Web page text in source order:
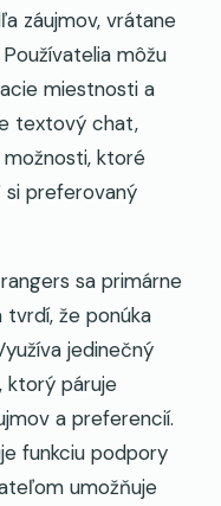
záujmov, vrátane
môžu
miestnosti a
textový chat,
možnosti, ktoré
preferovaný
sa primárne
tvrdí, že ponúka
jedinečný
ktorý páruje
a preferencií.
funkciu podpory
umožňuje